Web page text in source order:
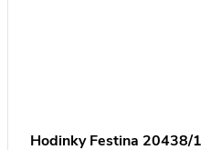
Hodinky Festina 20438/1